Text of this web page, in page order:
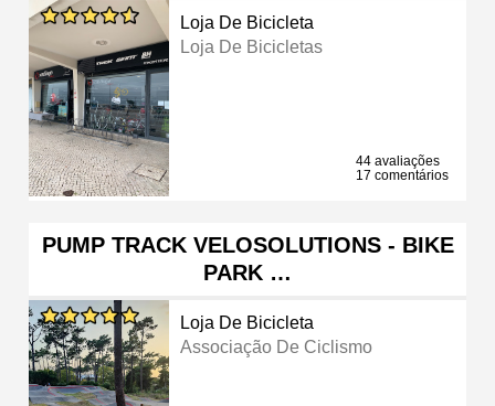
Loja De Bicicleta
Loja De Bicicletas
44 avaliações
17 comentários
PUMP TRACK VELOSOLUTIONS - BIKE
PARK …
Loja De Bicicleta
Associação De Ciclismo